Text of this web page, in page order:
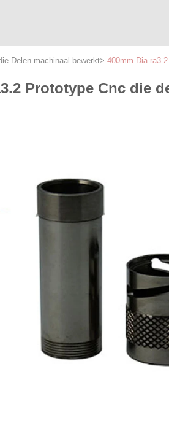
Delen machinaal bewerkt> 400mm Dia
Prototype Cnc die